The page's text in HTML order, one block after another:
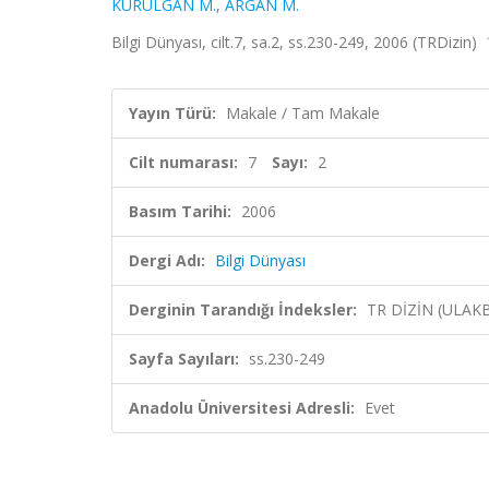
KURULGAN M., ARGAN M.
Bilgi Dünyası, cilt.7, sa.2, ss.230-249, 2006 (TRDizin)
Yayın Türü: Makale / Tam Makale
Cilt numarası: 7 Sayı: 2
Basım Tarihi: 2006
Dergi Adı: Bilgi Dünyası
Derginin Tarandığı İndeksler: TR DİZİN
Sayfa Sayıları: ss.230-249
Anadolu Üniversitesi Adresli: Evet